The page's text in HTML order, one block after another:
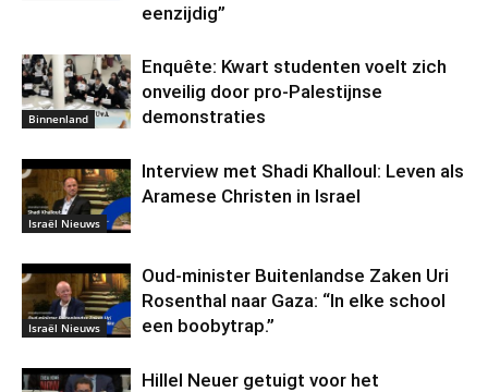
eenzijdig”
Binnenland
Enquête: Kwart studenten voelt zich
onveilig door pro-Palestijnse
demonstraties
Israël Nieuws
Interview met Shadi Khalloul: Leven als
Aramese Christen in Israel
Israël Nieuws
Oud-minister Buitenlandse Zaken Uri
Rosenthal naar Gaza: “In elke school
een boobytrap.”
Hillel Neuer getuigt voor het